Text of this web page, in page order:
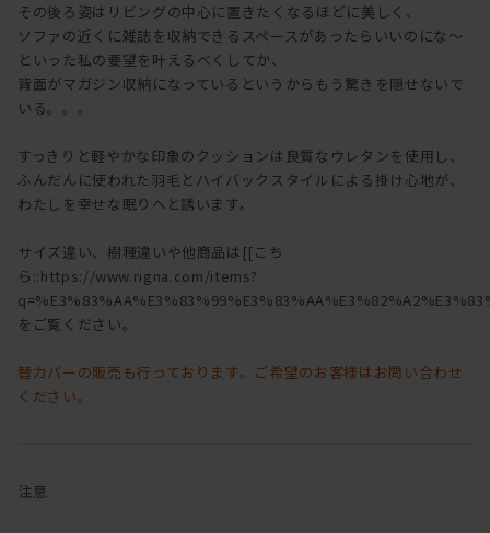
その後ろ姿はリビングの中心に置きたくなるほどに美しく、
ソファの近くに雑誌を収納できるスペースがあったらいいのにな～
といった私の要望を叶えるべくしてか、
背面がマガジン収納になっているというからもう驚きを隠せないで
いる。。。
すっきりと軽やかな印象のクッションは良質なウレタンを使用し、
ふんだんに使われた羽毛とハイバックスタイルによる掛け心地が、
わたしを幸せな眠りへと誘います。
サイズ違い、樹種違いや他商品は[[こち
ら::https://www.rigna.com/items?
をご覧ください。
替カバーの販売も行っております。ご希望のお客様はお問い合わせ
ください。
注意